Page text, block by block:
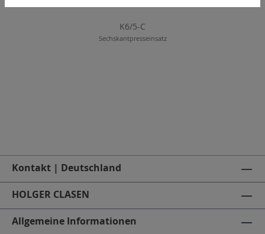
K6/5-C
Sechskantpresseinsatz
Kontakt | Deutschland
HOLGER CLASEN
Allgemeine Informationen